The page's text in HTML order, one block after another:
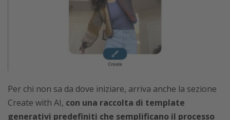
Per chi non sa da dove iniziare, arriva anche la sezione
Create with AI, con una raccolta di template
generativi predefiniti che semplificano il processo